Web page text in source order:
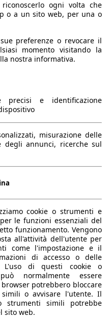
h
mm
mm
kg
kg
- 1810 l
(komb.)
ogni volta che
o a un sito web, per una o
preferenze o revocare il
momento visitando la
nostra informativa.
precisi e identificazione
misurazione delle
degli annunci, ricerche sul
cookie o strumenti e
le funzioni essenziali del
funzionamento. Vengono
all'attività dell'utente per
come l'impostazione e il
di accesso o delle
L'uso di questi cookie o
normalmente essere
potrebbero bloccare
o avvisare l'utente. Il
strumenti simili potrebbe
sito web.